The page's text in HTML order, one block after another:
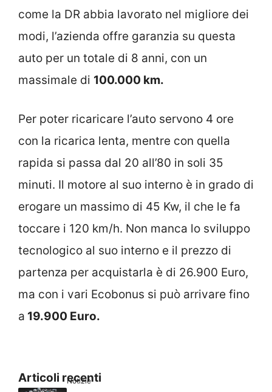
come la DR abbia lavorato nel migliore dei
modi, l’azienda offre garanzia su questa
auto per un totale di 8 anni, con un
massimale di 100.000 km.
Per poter ricaricare l’auto servono 4 ore
con la ricarica lenta, mentre con quella
rapida si passa dal 20 all’80 in soli 35
minuti. Il motore al suo interno è in grado di
erogare un massimo di 45 Kw, il che le fa
toccare i 120 km/h. Non manca lo sviluppo
tecnologico al suo interno e il prezzo di
partenza per acquistarla è di 26.900 Euro,
ma con i vari Ecobonus si può arrivare fino
a 19.900 Euro.
Articoli recenti
Notizie